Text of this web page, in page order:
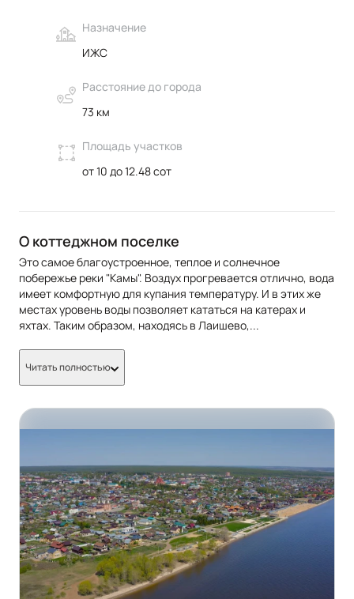
Назначение
ИЖС
Расстояние до города
73 км
Площадь участков
от 10 до 12.48 сот
О коттеджном поселке
Это самое благоустроенное, теплое и солнечное
побережье реки "Камы". Воздух прогревается отлично, вода
имеет комфортную для купания температуру. И в этих же
местах уровень воды позволяет кататься на катерах и
яхтах. Таким образом, находясь в Лаишево,...
Читать полностью